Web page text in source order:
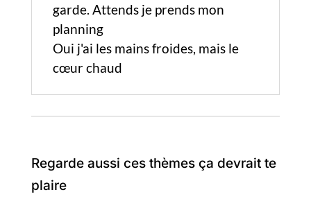
garde. Attends je prends mon
planning
Oui j'ai les mains froides, mais le
cœur chaud
Regarde aussi ces thèmes ça devrait te
plaire